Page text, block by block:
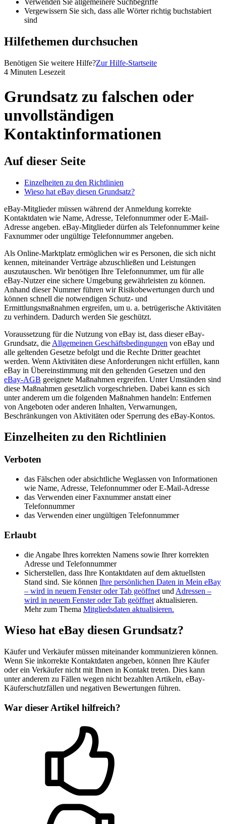
Verwenden Sie allgemeinere Suchbegriffe
Vergewissern Sie sich, dass alle Wörter richtig buchstabiert
sind
Hilfethemen durchsuchen
Benötigen Sie weitere Hilfe?Zur Hilfe-Startseite
4 Minuten Lesezeit
Grundsatz zu falschen oder
unvollständigen
Kontaktinformationen
Auf dieser Seite
Einzelheiten zu den Richtlinien
Wieso hat eBay diesen Grundsatz?
eBay-Mitglieder müssen während der Anmeldung korrekte
Kontaktdaten wie Name, Adresse, Telefonnummer oder E-Mail-
Adresse angeben. eBay-Mitglieder dürfen als Telefonnummer keine
Faxnummer oder ungültige Telefonnummer angeben.
Als Online-Marktplatz ermöglichen wir es Personen, die sich nicht
kennen, miteinander Verträge abzuschließen und Leistungen
auszutauschen. Wir benötigen Ihre Telefonnummer, um für alle
eBay-Nutzer eine sichere Umgebung gewährleisten zu können.
Anhand dieser Nummer führen wir Risikobewertungen durch und
können schnell die notwendigen Schutz- und
Ermittlungsmaßnahmen ergreifen, um u. a. betrügerische Aktivitäten
zu verhindern. Dadurch werden Sie geschützt.
Voraussetzung für die Nutzung von eBay ist, dass dieser eBay-
Grundsatz, die Allgemeinen Geschäftsbedingungen von eBay und
alle geltenden Gesetze befolgt und die Rechte Dritter geachtet
werden. Wenn Aktivitäten diese Anforderungen nicht erfüllen, kann
eBay in Übereinstimmung mit den geltenden Gesetzen und den
eBay-AGB geeignete Maßnahmen ergreifen. Unter Umständen sind
diese Maßnahmen gesetzlich vorgeschrieben. Dabei kann es sich
unter anderem um die folgenden Maßnahmen handeln: Entfernen
von Angeboten oder anderen Inhalten, Verwarnungen,
Beschränkungen von Aktivitäten oder Sperrung des eBay-Kontos.
Einzelheiten zu den Richtlinien
Verboten
das Fälschen oder absichtliche Weglassen von Informationen
wie Name, Adresse, Telefonnummer oder E-Mail-Adresse
das Verwenden einer Faxnummer anstatt einer
Telefonnummer
das Verwenden einer ungültigen Telefonnummer
Erlaubt
die Angabe Ihres korrekten Namens sowie Ihrer korrekten
Adresse und Telefonnummer
Sicherstellen, dass Ihre Kontaktdaten auf dem aktuellsten
Stand sind. Sie können Ihre persönlichen Daten in Mein eBay
– wird in neuem Fenster oder Tab geöffnet und Adressen –
wird in neuem Fenster oder Tab geöffnet aktualisieren.
Mehr zum Thema Mitgliedsdaten aktualisieren.
Wieso hat eBay diesen Grundsatz?
Käufer und Verkäufer müssen miteinander kommunizieren können.
Wenn Sie inkorrekte Kontaktdaten angeben, können Ihre Käufer
oder ein Verkäufer nicht mit Ihnen in Kontakt treten. Dies kann
unter anderem zu Fällen wegen nicht bezahlten Artikeln, eBay-
Käuferschutzfällen und negativen Bewertungen führen.
War dieser Artikel hilfreich?